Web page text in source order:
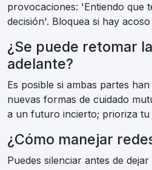
provocaciones: 'Entiendo que
decisión'. Bloquea si hay
¿Se puede retomar
adelante?
Es posible si ambas partes
nuevas formas de cuidado
a un futuro incierto; prioriza tu
¿Cómo manejar
Puedes silenciar antes de dejar